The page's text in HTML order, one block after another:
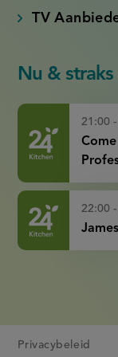
TV
Nu & straks
21:00
22:00
Privacybeleid